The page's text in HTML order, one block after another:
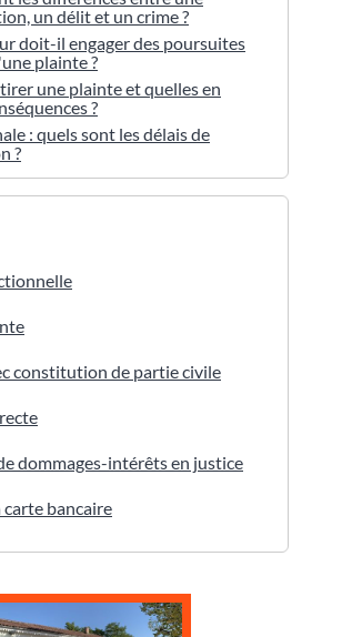
un délit et un crime ?
doit-il engager des poursuites
plainte ?
une plainte et quelles en
?
: quels sont les délais de
?
constitution de partie civile
dommages-intérêts en justice
carte bancaire